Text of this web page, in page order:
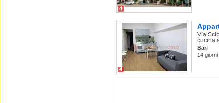
4
4
Via
cucina
Bari
14